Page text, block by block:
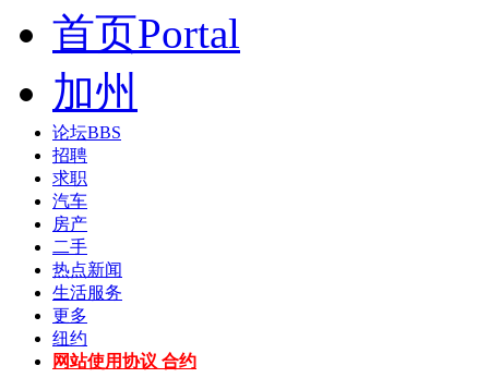
首页Portal
加州
论坛BBS
招聘
求职
汽车
房产
二手
热点新闻
生活服务
更多
纽约
网站使用协议 合约